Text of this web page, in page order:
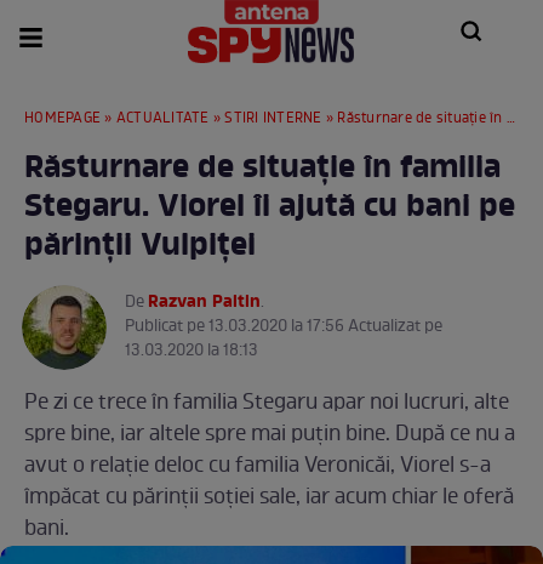
HOMEPAGE » ACTUALITATE »STIRI INTERNE » Răsturnare de situație în familia Stegaru. Viorel îi ajută cu bani pe părinții Vulpiței
Răsturnare de situație în familia
Stegaru. Viorel îi ajută cu bani pe
părinții Vulpiței
DeRazvan Paltin.
Publicat pe 13.03.2020 la 17:56 Actualizat pe
13.03.2020 la 18:13
Pe zi ce trece în familia Stegaru apar noi lucruri, alte
spre bine, iar altele spre mai puțin bine. După ce nu a
avut o relație deloc cu familia Veronicăi, Viorel s-a
împăcat cu părinții soției sale, iar acum chiar le oferă
bani.